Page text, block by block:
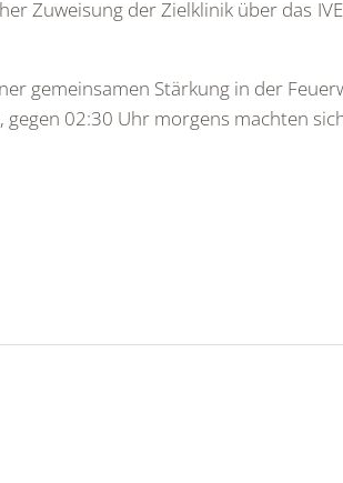
Zuweisung der Zielklinik über das
gemeinsamen Stärkung in der
02:30 Uhr morgens machten